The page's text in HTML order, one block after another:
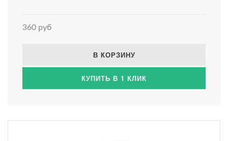
360 руб
В КОРЗИНУ
КУПИТЬ В 1 КЛИК